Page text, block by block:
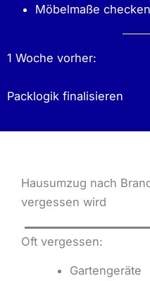
Möbelmaße checken
1 Woche vorher:
Packlogik finalisieren
Hausumzug nach
vergessen wird
Oft vergessen:
Gartengeräte